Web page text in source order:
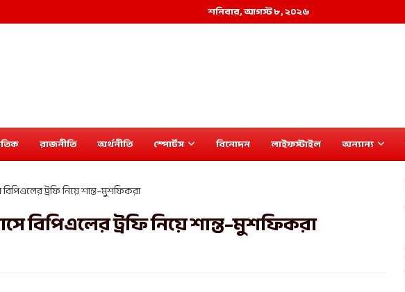
শনিবার, আগস্ট ৮, ২০২৬
রাজনীতি অর্থনীতি স্পোর্টস বিনোদন লাইফস্টাইল অন্যান্য
ট্রফি নিয়ে শান্ত–মুশফিকরা
বিপিএলের ট্রফি নিয়ে শান্ত–মুশফিকরা